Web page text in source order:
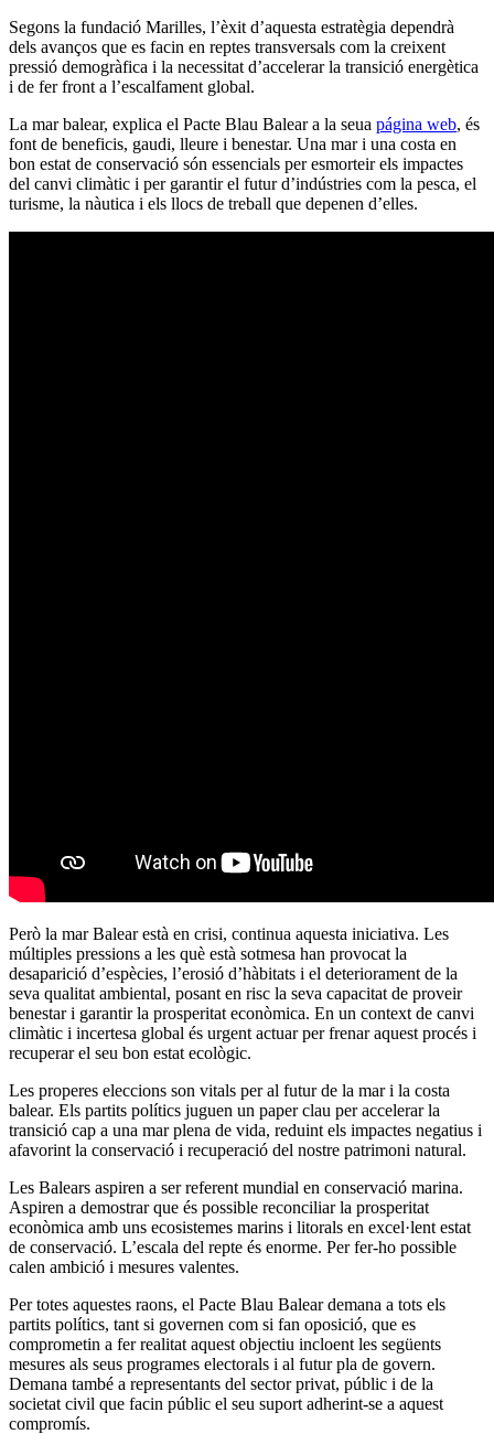
Segons la fundació Marilles, l’èxit d’aquesta estratègia dependrà
dels avanços que es facin en reptes transversals com la creixent
pressió demogràfica i la necessitat d’accelerar la transició energètica
i de fer front a l’escalfament global.
La mar balear, explica el Pacte Blau Balear a la seua página web, és
font de beneficis, gaudi, lleure i benestar. Una mar i una costa en
bon estat de conservació són essencials per esmorteir els impactes
del canvi climàtic i per garantir el futur d’indústries com la pesca, el
turisme, la nàutica i els llocs de treball que depenen d’elles.
Però la mar Balear està en crisi, continua aquesta iniciativa. Les
múltiples pressions a les què està sotmesa han provocat la
desaparició d’espècies, l’erosió d’hàbitats i el deteriorament de la
seva qualitat ambiental, posant en risc la seva capacitat de proveir
benestar i garantir la prosperitat econòmica. En un context de canvi
climàtic i incertesa global és urgent actuar per frenar aquest procés i
recuperar el seu bon estat ecològic.
Les properes eleccions son vitals per al futur de la mar i la costa
balear. Els partits polítics juguen un paper clau per accelerar la
transició cap a una mar plena de vida, reduint els impactes negatius i
afavorint la conservació i recuperació del nostre patrimoni natural.
Les Balears aspiren a ser referent mundial en conservació marina.
Aspiren a demostrar que és possible reconciliar la prosperitat
econòmica amb uns ecosistemes marins i litorals en excel·lent estat
de conservació. L’escala del repte és enorme. Per fer-ho possible
calen ambició i mesures valentes.
Per totes aquestes raons, el Pacte Blau Balear demana a tots els
partits polítics, tant si governen com si fan oposició, que es
comprometin a fer realitat aquest objectiu incloent les següents
mesures als seus programes electorals i al futur pla de govern.
Demana també a representants del sector privat, públic i de la
societat civil que facin públic el seu suport adherint-se a aquest
compromís.